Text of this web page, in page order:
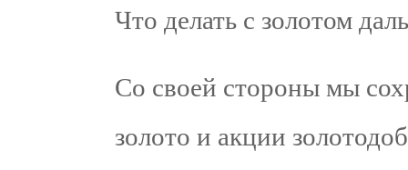
Что делать с золотом
Со своей стороны мы
золото и акции